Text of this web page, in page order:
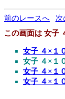
前のレースへ 次
この画面は 女子
女子 ４×１
女子 ４×１
女子 ４×１
女子 ４×１